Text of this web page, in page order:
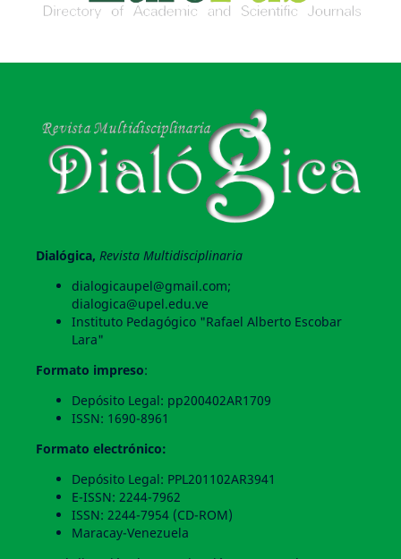
Dialógica, Revista Multidisciplinaria
dialogicaupel@gmail.com;
dialogica@upel.edu.ve
Instituto Pedagógico "Rafael Alberto Escobar
Lara"
Formato impreso:
Depósito Legal: pp200402AR1709
ISSN: 1690-8961
Formato electrónico:
Depósito Legal: PPL201102AR3941
E-ISSN: 2244-7962
ISSN: 2244-7954 (CD-ROM)
Maracay-Venezuela